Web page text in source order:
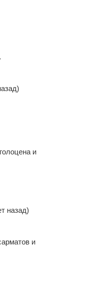
и
назад)
и